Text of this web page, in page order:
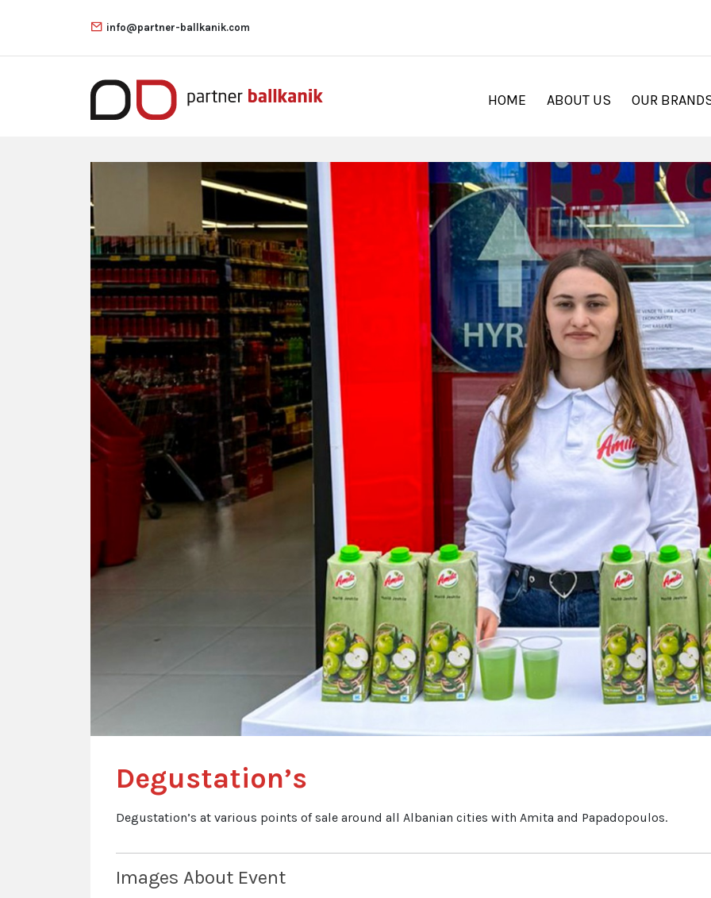
info@partner-ballkanik.com
HOME ABOUT US OUR
Degustation’s
Degustation’s at various points of sale around all Albanian cities with Amita and Papadopoulos.
Images About Event